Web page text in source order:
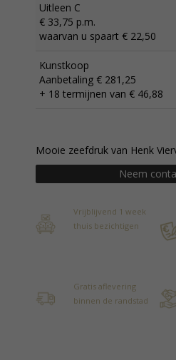
Uitleen C
€ 33,75 p.m.
waarvan u spaart € 22,50
Kunstkoop
Aanbetaling € 281,25
+ 18 termijnen van € 46,88
Mooie zeefdruk van Henk
Neem
Vrijblijvend 1 week
thuis bezichtigen
Gratis aflevering
binnen de randstad